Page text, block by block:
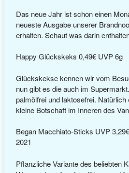
Das neue Jahr ist schon einen
neueste Ausgabe unserer
erhalten. Schaut was darin
Happy Glückskeks 0,49€ UVP 6g
Glückskekse kennen wir vom
nun gibt es die auch im
palmölfrei und laktosefrei.
kleine Botschaft im Inneren des
Began Macchiato-Sticks UVP
2021
Pflanzliche Variante des beliebten